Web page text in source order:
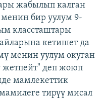
жабылып калган
бир уулум 9-
классташтары
кетишет да
менин уулум окуган
жетпейт" деп жоюп
мамлекеттик
тирүү мисал